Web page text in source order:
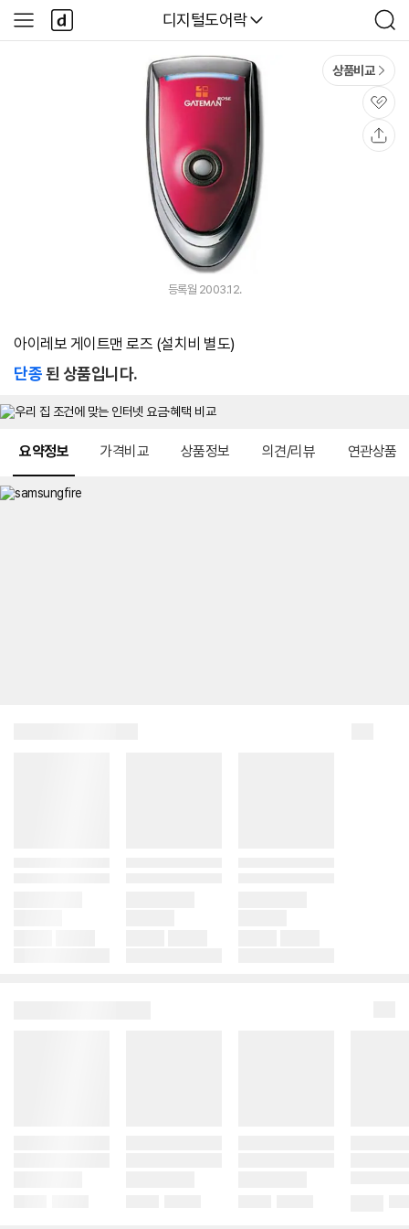
다나와
디지털도어락
검
색
사
이
다
나
와
상품비교
관
심
등록월 2003.12.
아이레보 게이트맨 로즈 (설치비 별도)
단종된 상품입니다.
요약정보 가격비교 상품정보 의견/리뷰 연관상품